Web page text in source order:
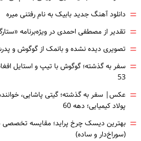
= دانلود آهنگ جدید بابیک به نام رفتنی میره
= تقدیر از مصطفی احمدی در ویژه‌برنامه
= تصویری دیده نشده و بانمک از گوگوش و
=
53
= عکس| سفر به گذشته؛ گیتی پاشایی،
پولاد کیمیایی؛ دهه 60
= بهترین دیسک چرخ پراید؛ مقایسه تخصصی
(سوراخ‌دار و ساده)